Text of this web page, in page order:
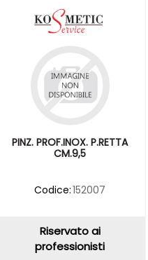
PINZ. PROF.INOX. P.RETTA
CM.9,5
Codice:152007
Riservato ai
professionisti